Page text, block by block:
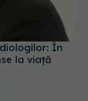
În
la viață